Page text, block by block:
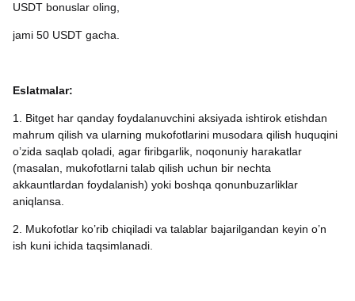
USDT bonuslar oling,
jami 50 USDT gacha.
Eslatmalar:
1. Bitget har qanday foydalanuvchini aksiyada ishtirok etishdan
mahrum qilish va ularning mukofotlarini musodara qilish huquqini
o’zida saqlab qoladi, agar firibgarlik, noqonuniy harakatlar
(masalan, mukofotlarni talab qilish uchun bir nechta
akkauntlardan foydalanish) yoki boshqa qonunbuzarliklar
aniqlansa.
2. Mukofotlar ko’rib chiqiladi va talablar bajarilgandan keyin o’n
ish kuni ichida taqsimlanadi.